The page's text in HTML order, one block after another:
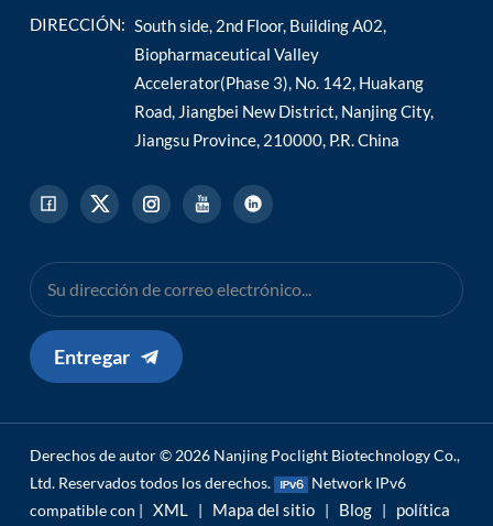
DIRECCIÓN: South side, 2nd Floor, Building A02,
Biopharmaceutical Valley
Accelerator(Phase 3), No. 142, Huakang
Road, Jiangbei New District, Nanjing City,
Jiangsu Province, 210000, P.R. China
Entregar
Derechos de autor © 2026 Nanjing Poclight Biotechnology Co.,
Ltd. Reservados todos los derechos.
Network IPv6
compatible con | XML | Mapa del sitio | Blog | política